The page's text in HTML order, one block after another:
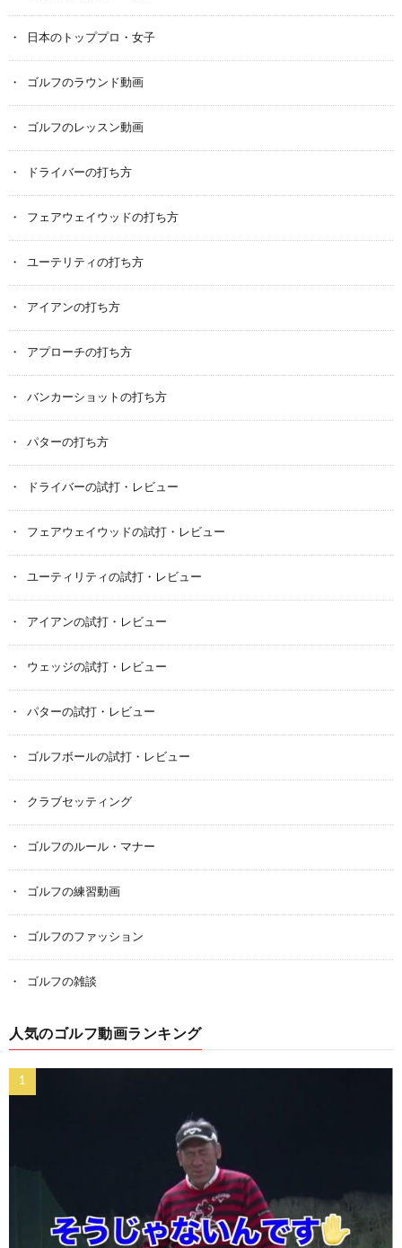
日本のトッププロ・女子
ゴルフのラウンド動画
ゴルフのレッスン動画
ドライバーの打ち方
フェアウェイウッドの打ち方
ユーテリティの打ち方
アイアンの打ち方
アプローチの打ち方
バンカーショットの打ち方
パターの打ち方
ドライバーの試打・レビュー
フェアウェイウッドの試打・レビュー
ユーティリティの試打・レビュー
アイアンの試打・レビュー
ウェッジの試打・レビュー
パターの試打・レビュー
ゴルフボールの試打・レビュー
クラブセッティング
ゴルフのルール・マナー
ゴルフの練習動画
ゴルフのファッション
ゴルフの雑談
人気のゴルフ動画ランキング